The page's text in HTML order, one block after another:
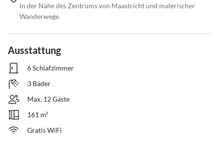
In der Nähe des Zentrums von Maastricht und malerischer
Wanderwege.
Ausstattung
6 Schlafzimmer
3 Bäder
Max. 12 Gäste
161 m²
Gratis WiFi